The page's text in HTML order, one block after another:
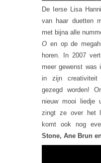
De Ierse Lisa
van haar duetten
met bijna alle
O en op de
horen. In 2007
meer gewenst was
in zijn creativiteit
gezegd worden!
nieuw mooi liedje
zingt ze over het
komt ook nog
Stone, Ane Brun